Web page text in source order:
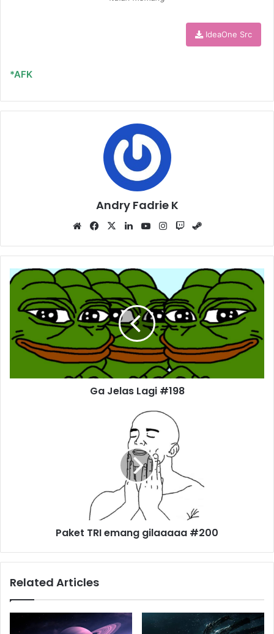
IdeaOne Src
*AFK
Andry Fadrie K
WebsiteFacebook
X LinkedInYouTubeInstagram
Twitch
Ga Jelas Lagi #198
Paket TRI emang gilaaaaa #200
Related Articles